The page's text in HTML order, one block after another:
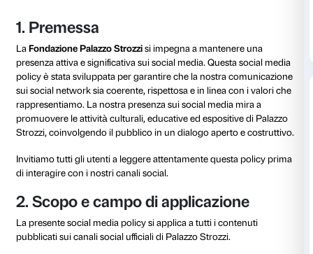
Social media policy
1. Premessa
LaFondazione Palazzo Strozzi si impegna a
policy è stata sviluppata per garantire che la nostra
sui social network sia coerente, rispettosa e in linea
rappresentiamo. La nostra presenza sui social